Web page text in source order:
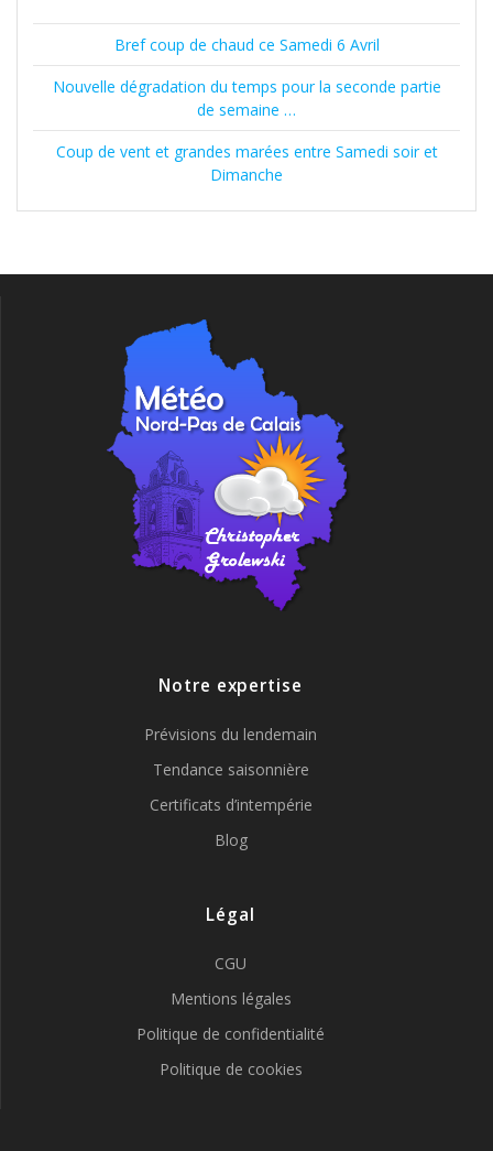
Bref coup de chaud ce Samedi 6 Avril
Nouvelle dégradation du temps pour la seconde partie
de semaine …
Coup de vent et grandes marées entre Samedi soir et
Dimanche
Notre expertise
Prévisions du lendemain
Tendance saisonnière
Certificats d’intempérie
Blog
Légal
CGU
Mentions légales
Politique de confidentialité
Politique de cookies